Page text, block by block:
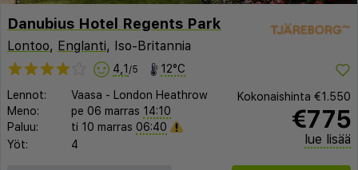
Danubius Hotel Regents Park
Lontoo, Englanti, Iso-Britannia
4,1 /5 12°C
Lennot: Vaasa - London Heathrow
Meno:
pe 06 marras 14:10
Paluu:
ti 10 marras 06:40
Yöt:
4
Kokonaishinta €1.550
€775
lue lisää